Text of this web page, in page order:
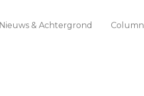
Nieuws & Achtergrond